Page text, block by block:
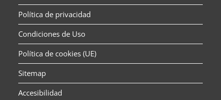
Política de privacidad
Condiciones de Uso
Política de cookies (UE)
Sitemap
Accesibilidad